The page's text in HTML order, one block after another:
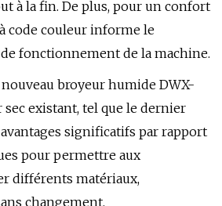
à la fin. De plus, pour un confort
code couleur informe le
fonctionnement de la machine.
broyeur humide DWX-
sec existant, tel que le dernier
avantages significatifs par rapport
pour permettre aux
différents matériaux,
changement.